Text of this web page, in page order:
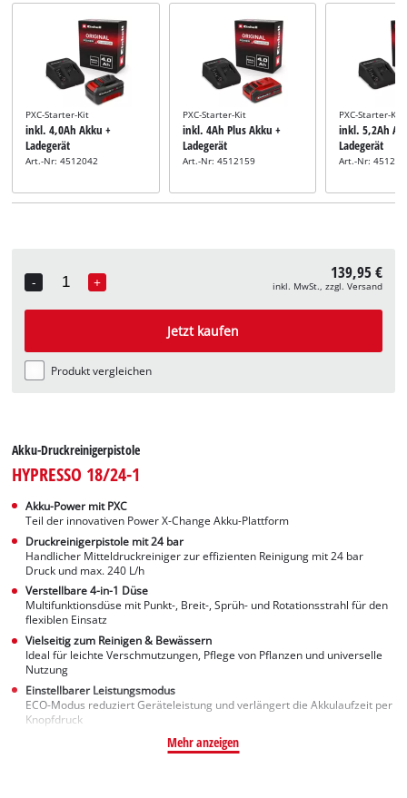
PXC-Starter-Kit
inkl. 4,0Ah Akku +
Ladegerät
Art.-Nr: 4512042
PXC-Starter-Kit
inkl. 4Ah Plus Akku +
Ladegerät
Art.-Nr: 4512159
PXC-Starter-Kit
inkl. 5,2Ah
Ladegerät
Art.-Nr:
-
Quantity
+ 139,95 €
inkl. MwSt., zzgl. Versand
Jetzt kaufen
Produkt vergleichen
Akku-Druckreinigerpistole
HYPRESSO 18/24-1
Akku-Power mit PXC
Teil der innovativen Power X-Change Akku-Plattform
Druckreinigerpistole mit 24 bar
Handlicher Mitteldruckreiniger zur effizienten Reinigung mit 24 bar
Druck und max. 240 L/h
Verstellbare 4-in-1 Düse
Multifunktionsdüse mit Punkt-, Breit-, Sprüh- und Rotationsstrahl für den
flexiblen Einsatz
Vielseitig zum Reinigen & Bewässern
Ideal für leichte Verschmutzungen, Pflege von Pflanzen und universelle
Nutzung
Einstellbarer Leistungsmodus
ECO-Modus reduziert Geräteleistung und verlängert die Akkulaufzeit per
Knopfdruck
Mehr anzeigen